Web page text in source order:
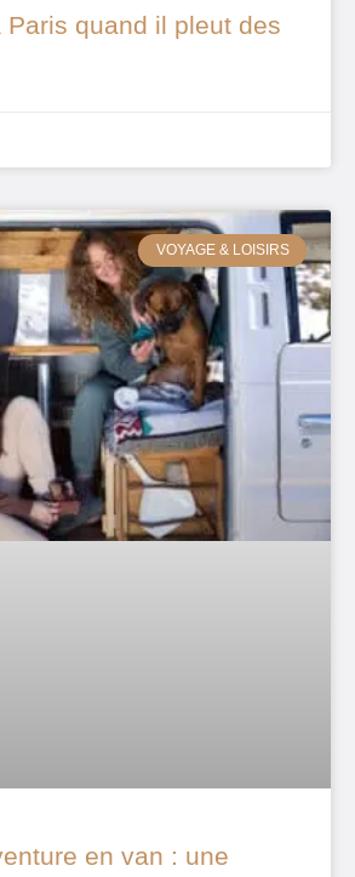
Paris quand il pleut des
VOYAGE & LOISIRS
en van : une